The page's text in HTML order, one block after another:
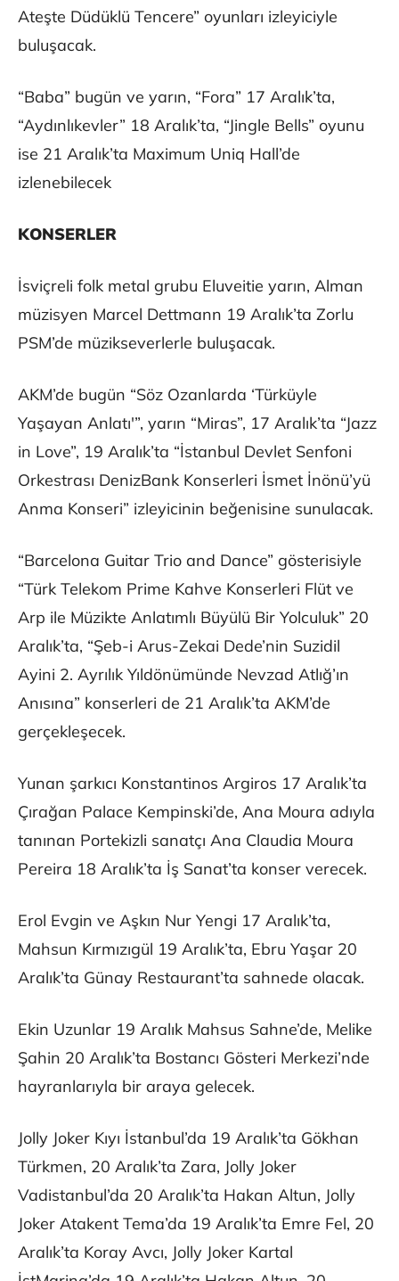
Ateşte Düdüklü Tencere” oyunları izleyiciyle
buluşacak.
“Baba” bugün ve yarın, “Fora” 17 Aralık’ta,
“Aydınlıkevler” 18 Aralık’ta, “Jingle Bells” oyunu
ise 21 Aralık’ta Maximum Uniq Hall’de
izlenebilecek
KONSERLER
İsviçreli folk metal grubu Eluveitie yarın, Alman
müzisyen Marcel Dettmann 19 Aralık’ta Zorlu
PSM’de müzikseverlerle buluşacak.
AKM’de bugün “Söz Ozanlarda ‘Türküyle
Yaşayan Anlatı'”, yarın “Miras”, 17 Aralık’ta “Jazz
in Love”, 19 Aralık’ta “İstanbul Devlet Senfoni
Orkestrası DenizBank Konserleri İsmet İnönü’yü
Anma Konseri” izleyicinin beğenisine sunulacak.
“Barcelona Guitar Trio and Dance” gösterisiyle
“Türk Telekom Prime Kahve Konserleri Flüt ve
Arp ile Müzikte Anlatımlı Büyülü Bir Yolculuk” 20
Aralık’ta, “Şeb-i Arus-Zekai Dede’nin Suzidil
Ayini 2. Ayrılık Yıldönümünde Nevzad Atlığ’ın
Anısına” konserleri de 21 Aralık’ta AKM’de
gerçekleşecek.
Yunan şarkıcı Konstantinos Argiros 17 Aralık’ta
Çırağan Palace Kempinski’de, Ana Moura adıyla
tanınan Portekizli sanatçı Ana Claudia Moura
Pereira 18 Aralık’ta İş Sanat’ta konser verecek.
Erol Evgin ve Aşkın Nur Yengi 17 Aralık’ta,
Mahsun Kırmızıgül 19 Aralık’ta, Ebru Yaşar 20
Aralık’ta Günay Restaurant’ta sahnede olacak.
Ekin Uzunlar 19 Aralık Mahsus Sahne’de, Melike
Şahin 20 Aralık’ta Bostancı Gösteri Merkezi’nde
hayranlarıyla bir araya gelecek.
Jolly Joker Kıyı İstanbul’da 19 Aralık’ta Gökhan
Türkmen, 20 Aralık’ta Zara, Jolly Joker
Vadistanbul’da 20 Aralık’ta Hakan Altun, Jolly
Joker Atakent Tema’da 19 Aralık’ta Emre Fel, 20
Aralık’ta Koray Avcı, Jolly Joker Kartal